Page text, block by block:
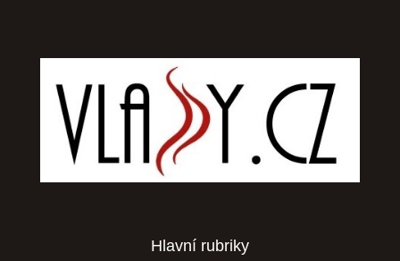
Hlavní rubriky